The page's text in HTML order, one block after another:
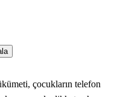
çocukların telefon